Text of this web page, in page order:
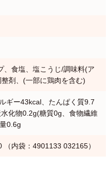
、食塩、塩こうじ/調味料(ア
剤、(一部に鶏肉を含む)
ギー43kcal、たんぱく質9.7
化物0.2g(糖質0g、食物繊維
0.6g
内袋：4901133 032165）